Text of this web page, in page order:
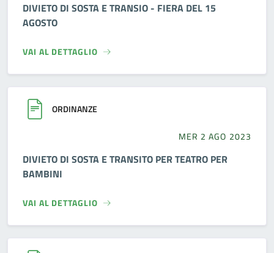
DIVIETO DI SOSTA E TRANSIO - FIERA DEL 15
AGOSTO
VAI AL DETTAGLIO
ORDINANZE
MER 2 AGO 2023
DIVIETO DI SOSTA E TRANSITO PER TEATRO PER
BAMBINI
VAI AL DETTAGLIO